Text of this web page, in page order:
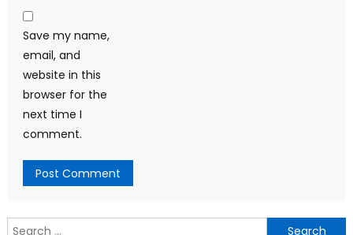
Save my name,
email, and
website in this
browser for the
next time I
comment.
Search